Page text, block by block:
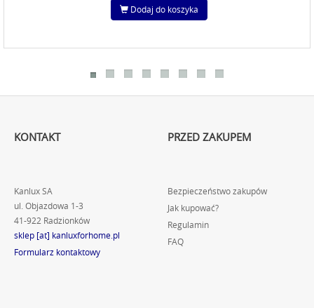
Dodaj do koszyka
KONTAKT
Kanlux SA
ul. Objazdowa 1-3
41-922 Radzionków
sklep [at] kanluxforhome.pl
Formularz kontaktowy
PRZED ZAKUPEM
Bezpieczeństwo zakupów
Jak kupować?
Regulamin
FAQ